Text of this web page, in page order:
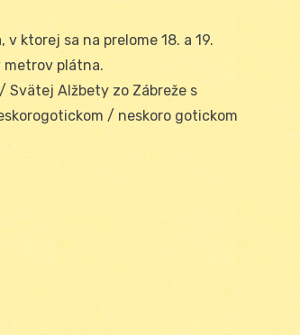
ktorej sa na prelome 18. a 19.
plátna.
Alžbety zo Zábreže s
/ neskoro gotickom